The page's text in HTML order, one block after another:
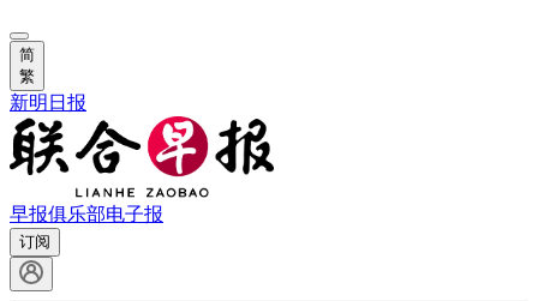
简
繁
新明日报
早报俱乐部电子报
订阅